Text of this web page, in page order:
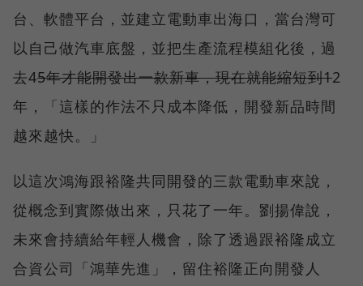
台、軟體平台，並建立電動車出海口，當台灣可
以自己做汽車底盤，並把生產流程模組化後，過
去45年才能開發出一款新車，現在就能縮短到12
年，「這樣的作法不只成本降低，開發新品時間
越來越快。」
以這次鴻海跟裕隆共同開發的三款電動車來說，
從概念到實際做出來，只花了一年。劉揚偉說，
未來會持續給年輕人機會，除了透過跟裕隆成立
合資公司「鴻華先進」，留住裕隆正向開發人